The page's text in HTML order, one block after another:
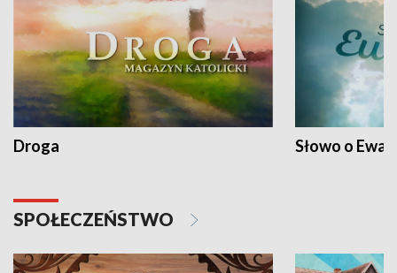
Droga Słowo o
SPOŁECZEŃSTWO